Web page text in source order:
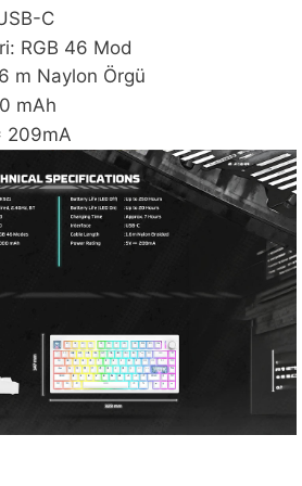
C
RGB 46 Mod
m Naylon Örgü
mAh
209mA